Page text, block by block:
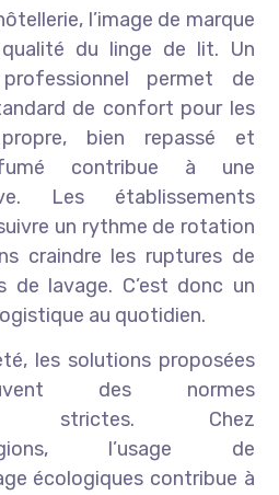
l’image de marque
du linge de lit. Un
permet de
de confort pour les
bien repassé et
contribue à une
Les établissements
un rythme de rotation
craindre les ruptures de
lavage. C’est donc un
au quotidien.
les solutions proposées
des normes
strictes. Chez
l’usage de
écologiques contribue à